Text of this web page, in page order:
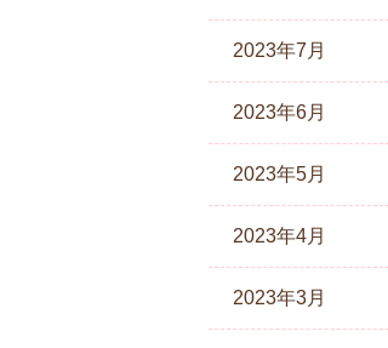
2023年7月
2023年6月
2023年5月
2023年4月
2023年3月